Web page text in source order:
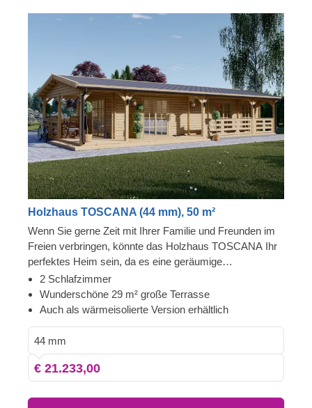
Holzhaus TOSCANA (44 mm), 50 m²
Wenn Sie gerne Zeit mit Ihrer Familie und Freunden im
Freien verbringen, könnte das Holzhaus TOSCANA Ihr
perfektes Heim sein, da es eine geräumige
Innenaufteilung und eine herrliche Terrasse rund um das
Haus bietet. Dieses Modell wird von denjenigen sehr
geschätzt, die zeitlose Holzästhetik und Komfort
gemütlich und komfortabel beherbergen und es Ihnen
ermöglichen, Gäste zu empfangen, wann immer Ihnen
danach ist. Für besonders hohen Komfort ist auch eine
isolierte Version dieses Modells lieferbar.
2 Schlafzimmer
Wunderschöne 29 m² große Terrasse
Auch als wärmeisolierte Version erhältlich
44 mm
€ 21.233,00